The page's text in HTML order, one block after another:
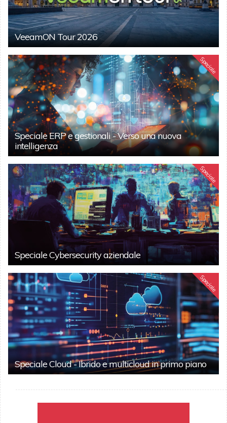
VeeamON Tour 2026
Speciale
Speciale ERP e gestionali - Verso una nuova
intelligenza
Speciale
Speciale Cybersecurity aziendale
Speciale
Speciale Cloud - Ibrido e multicloud in primo piano